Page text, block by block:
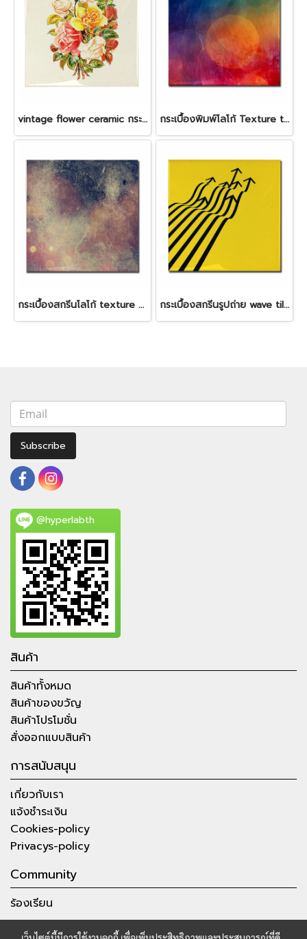
vintage flower ceramic กระเบื้องสกรีนโก้ได้ กระเบื้องพิมพ์โลโก้ Texture tiles
กระเบื้องสกรีนโลโก้ texture tiles กระเบื้องสกรีนรูปถ่าย wave tiles
Subscribe
@hyperlabth
สินค้า
สินค้าทั้งหมด
สินค้าของขวัญ
สินค้าโปรโมชั่น
สั่งออกแบบสินค้า
การสนับสนุน
เกี่ยวกับเรา
แจ้งชำระเงิน
Cookies-policy
Privacys-policy
Community
ร้องเรียน